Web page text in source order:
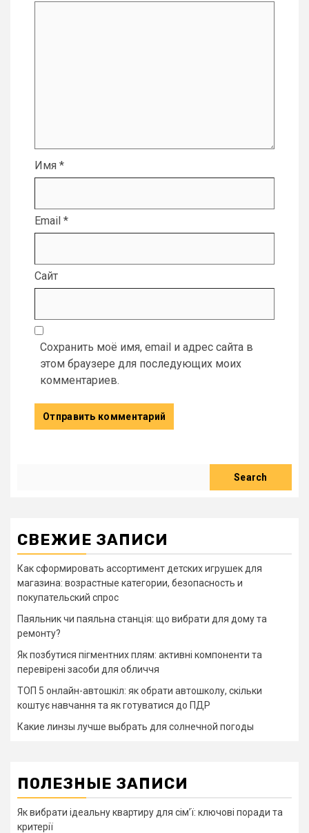
Имя *
Email *
Сайт
Сохранить моё имя, email и адрес сайта в
этом браузере для последующих моих
комментариев.
Search
СВЕЖИЕ ЗАПИСИ
Как сформировать ассортимент детских игрушек для
магазина: возрастные категории, безопасность и
покупательский спрос
Паяльник чи паяльна станція: що вибрати для дому та
ремонту?
Як позбутися пігментних плям: активні компоненти та
перевірені засоби для обличчя
ТОП 5 онлайн-автошкіл: як обрати автошколу, скільки
коштує навчання та як готуватися до ПДР
Какие линзы лучше выбрать для солнечной погоды
ПОЛЕЗНЫЕ ЗАПИСИ
Як вибрати ідеальну квартиру для сім’ї: ключові поради та
критерії